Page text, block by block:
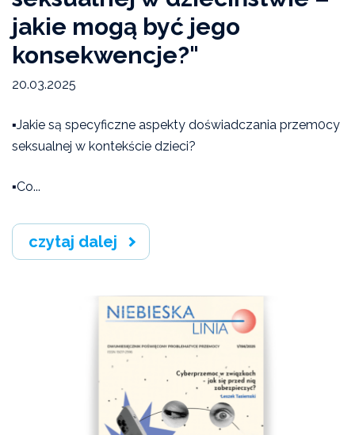
jakie mogą być jego
konsekwencje?"
20.03.2025
▪️Jakie są specyficzne aspekty doświadczania przem0cy
seksualnej w kontekście dzieci?
▪️Co...
czytaj dalej